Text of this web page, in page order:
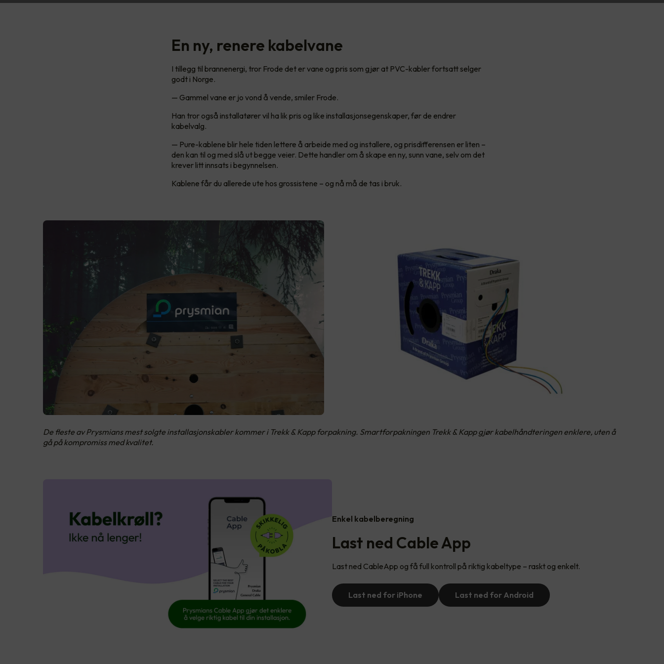
En ny, renere kabelvane
I tillegg til brannenergi, tror Frode det er vane og pris som gjør at PVC-kabler fortsatt selger
godt i Norge.
— Gammel vane er jo vond å vende, smiler Frode.
Han tror også installatører vil ha lik pris og like installasjonsegenskaper, før de endrer
kabelvalg.
— Pure-kablene blir hele tiden lettere å arbeide med og installere, og prisdifferensen er liten –
den kan til og med slå ut begge veier. Dette handler om å skape en ny, sunn vane, selv om det
krever litt innsats i begynnelsen.
Kablene får du allerede ute hos grossistene – og nå må de tas i bruk.
De fleste av Prysmians mest solgte installasjonskabler kommer i Trekk & Kapp forpakning. Smartforpakningen Trekk & Kapp gjør kabelhåndteringen enklere, uten å
gå på kompromiss med kvalitet.
Enkel kabelberegning
Last ned Cable App
Last ned CableApp og få full kontroll på riktig kabeltype – raskt og enkelt.
Last ned for iPhone Last ned for Android